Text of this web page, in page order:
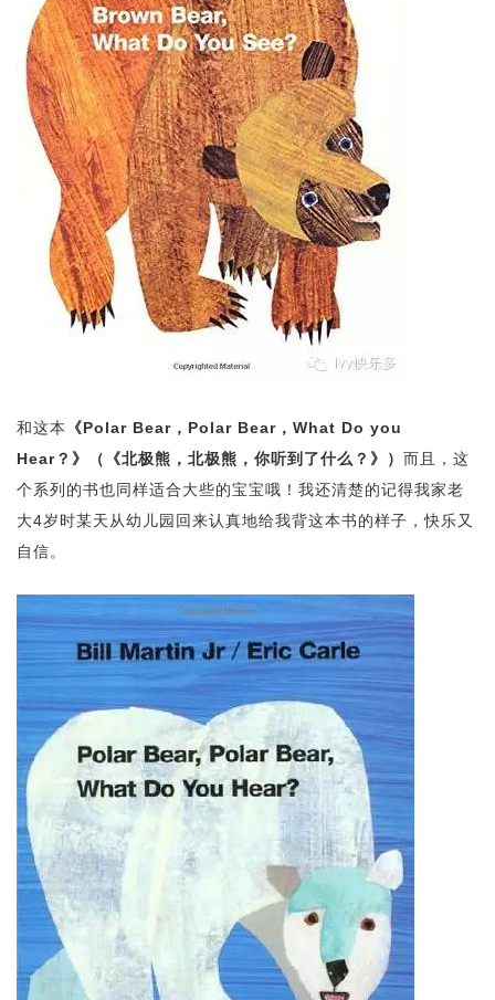
和这本
《Polar Bear，Polar Bear，What Do you
Hear？》（《北极熊，北极熊，你听到了什么？》） 而且，这
个系列的书也同样适合大些的宝宝哦！我还清楚的记得我家老
大4岁时某天从幼儿园回来认真地给我背这本书的样子，快乐又
自信。